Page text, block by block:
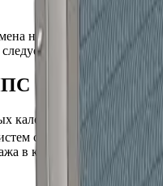
не достаточен ни для
рассмотреть
1364x1364 для
калориферов КППС
с
в камеры и стандартные